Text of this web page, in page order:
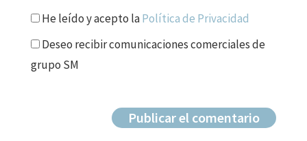
He leído y acepto laPolítica de Privacidad
Deseo recibir comunicaciones comerciales de
grupo SM